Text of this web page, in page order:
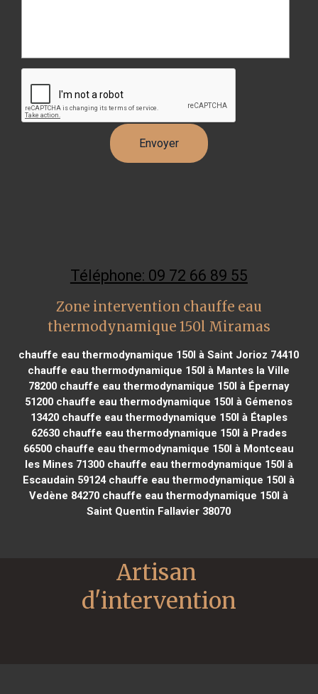
Téléphone: 09 72 66 89 55
Zone intervention chauffe eau
thermodynamique 150l Miramas
chauffe eau thermodynamique 150l à Saint Jorioz 74410
chauffe eau thermodynamique 150l à Mantes la Ville
78200 chauffe eau thermodynamique 150l à Épernay
51200 chauffe eau thermodynamique 150l à Gémenos
13420chauffe eau thermodynamique 150l à Étaples
62630chauffe eau thermodynamique 150l à Prades
66500 chauffe eau thermodynamique 150l à Montceau
les Mines 71300chauffe eau thermodynamique 150l à
Escaudain 59124chauffe eau thermodynamique 150l à
Vedène 84270 chauffe eau thermodynamique 150l à
Saint Quentin Fallavier 38070
Artisan
d'intervention